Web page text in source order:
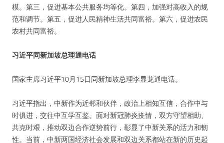
模。第三，促进基本公共服务均等化。第四，加强对高收入的规
范和调节。第五，促进人民精神生活共同富裕。第六，促进农民
农村共同富裕。
习近平同新加坡总理通电话
国家主席习近平10月15日同新加坡总理李显龙通电话。
习近平指出，中新作为近邻和伙伴，政治上相知互信，合作中与
时俱进，交往中互学互鉴。面对新冠肺炎疫情，双方守望相助、
共克时艰，推动双边合作逆势前行，彰显了中新关系的活力和韧
性。当前，中新两国经济社会发展和双边关系都站在新的历史起